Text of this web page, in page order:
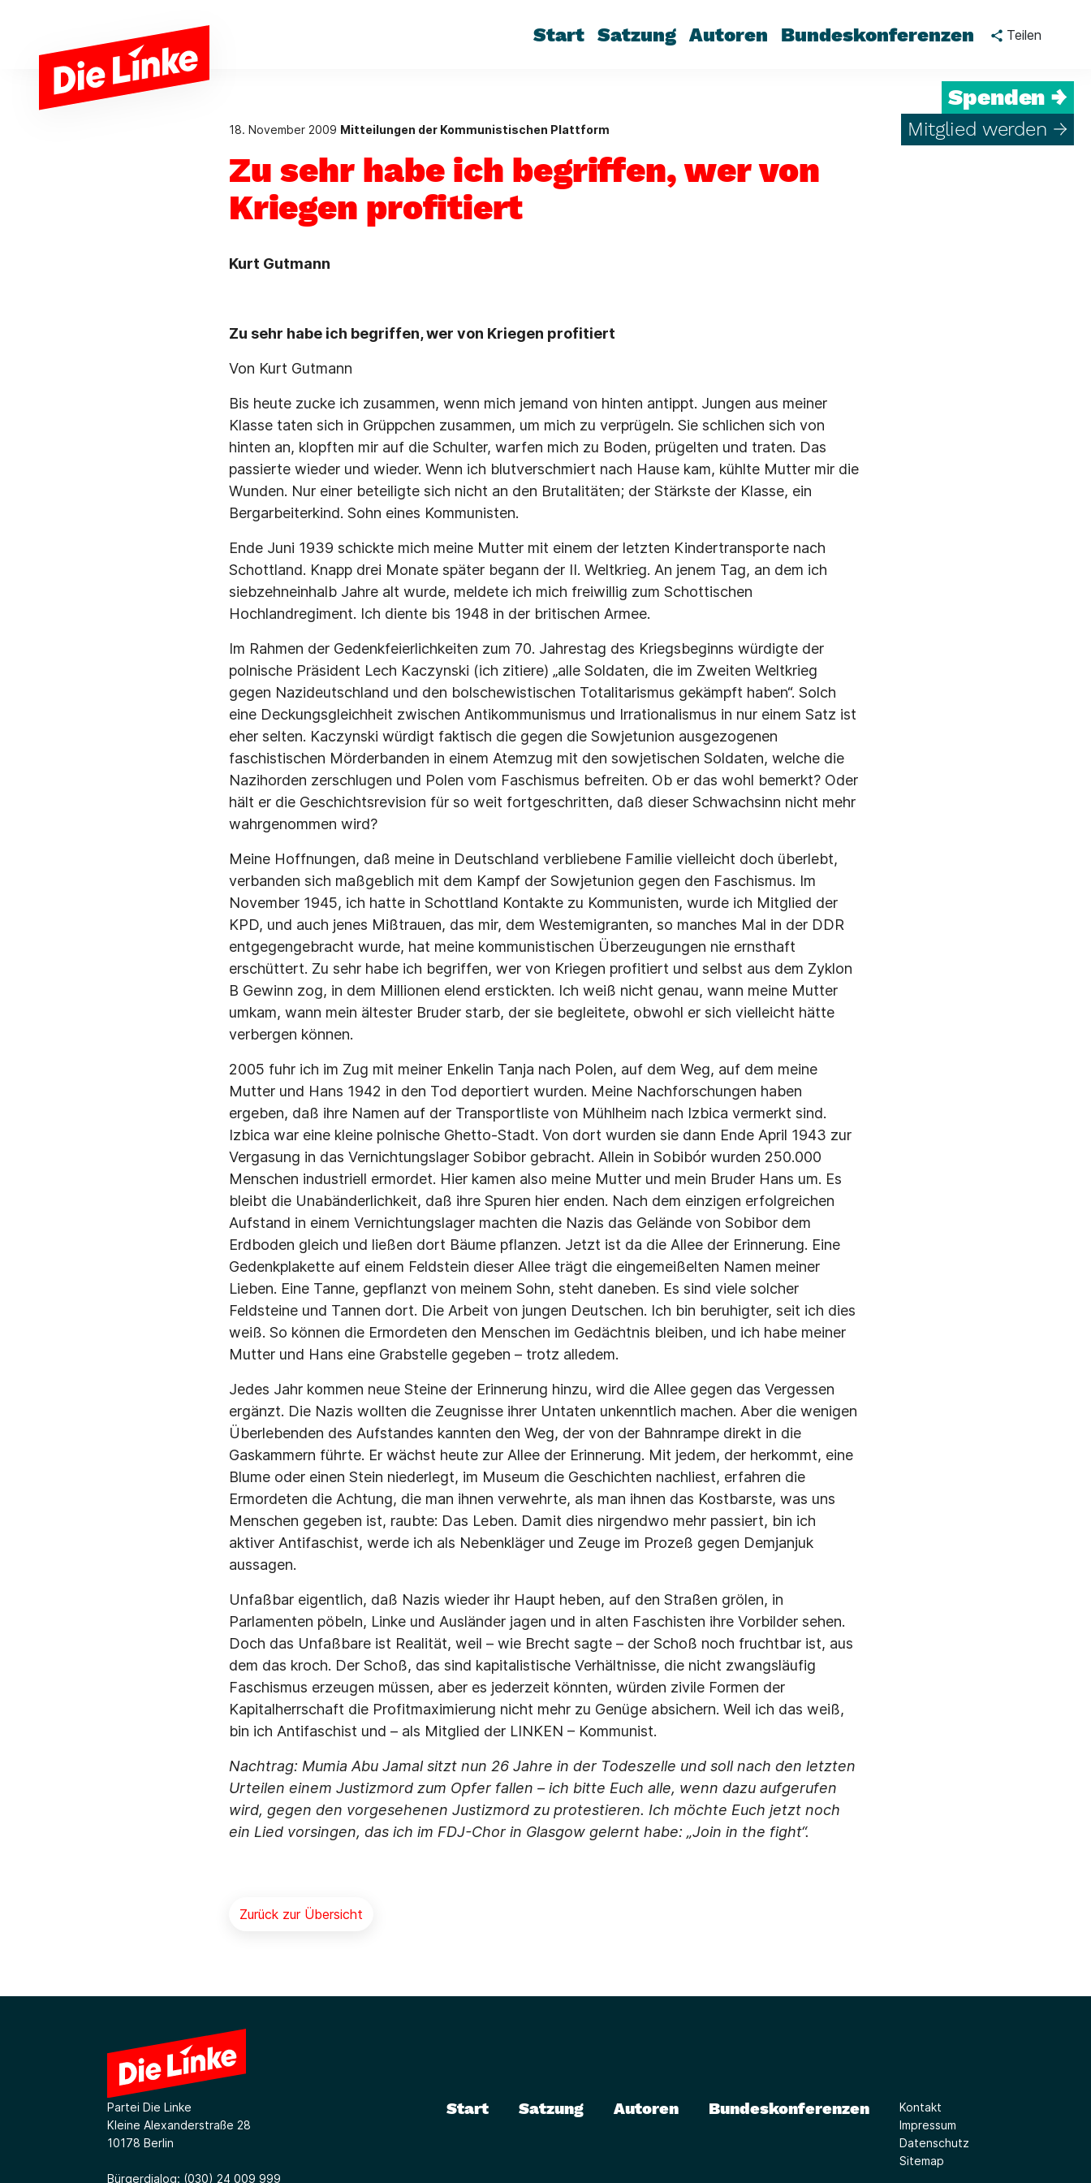
Start Satzung Autoren Bundeskonferenzen Teilen
Spenden →
Mitglied werden →
18. November 2009 Mitteilungen der Kommunistischen Plattform
Zu sehr habe ich begriffen, wer von
Kriegen profitiert
Kurt Gutmann
Zu sehr habe ich begriffen, wer von Kriegen profitiert
Von Kurt Gutmann
Bis heute zucke ich zusammen, wenn mich jemand von hinten antippt. Jungen aus meiner
Klasse taten sich in Grüppchen zusammen, um mich zu verprügeln. Sie schlichen sich von
hinten an, klopften mir auf die Schulter, warfen mich zu Boden, prügelten und traten. Das
passierte wieder und wieder. Wenn ich blutverschmiert nach Hause kam, kühlte Mutter mir die
Wunden. Nur einer beteiligte sich nicht an den Brutalitäten; der Stärkste der Klasse, ein
Bergarbeiterkind. Sohn eines Kommunisten.
Ende Juni 1939 schickte mich meine Mutter mit einem der letzten Kindertransporte nach
Schottland. Knapp drei Monate später begann der II. Weltkrieg. An jenem Tag, an dem ich
siebzehneinhalb Jahre alt wurde, meldete ich mich freiwillig zum Schottischen
Hochlandregiment. Ich diente bis 1948 in der britischen Armee.
Im Rahmen der Gedenkfeierlichkeiten zum 70. Jahrestag des Kriegsbeginns würdigte der
polnische Präsident Lech Kaczynski (ich zitiere) „alle Soldaten, die im Zweiten Weltkrieg
gegen Nazideutschland und den bolschewistischen Totalitarismus gekämpft haben“. Solch
eine Deckungsgleichheit zwischen Antikommunismus und Irrationalismus in nur einem Satz ist
eher selten. Kaczynski würdigt faktisch die gegen die Sowjetunion ausgezogenen
faschistischen Mörderbanden in einem Atemzug mit den sowjetischen Soldaten, welche die
Nazihorden zerschlugen und Polen vom Faschismus befreiten. Ob er das wohl bemerkt? Oder
hält er die Geschichtsrevision für so weit fortgeschritten, daß dieser Schwachsinn nicht mehr
wahrgenommen wird?
Meine Hoffnungen, daß meine in Deutschland verbliebene Familie vielleicht doch überlebt,
verbanden sich maßgeblich mit dem Kampf der Sowjetunion gegen den Faschismus. Im
November 1945, ich hatte in Schottland Kontakte zu Kommunisten, wurde ich Mitglied der
KPD, und auch jenes Mißtrauen, das mir, dem Westemigranten, so manches Mal in der DDR
entgegengebracht wurde, hat meine kommunistischen Überzeugungen nie ernsthaft
erschüttert. Zu sehr habe ich begriffen, wer von Kriegen profitiert und selbst aus dem Zyklon
B Gewinn zog, in dem Millionen elend erstickten. Ich weiß nicht genau, wann meine Mutter
umkam, wann mein ältester Bruder starb, der sie begleitete, obwohl er sich vielleicht hätte
verbergen können.
2005 fuhr ich im Zug mit meiner Enkelin Tanja nach Polen, auf dem Weg, auf dem meine
Mutter und Hans 1942 in den Tod deportiert wurden. Meine Nachforschungen haben
ergeben, daß ihre Namen auf der Transportliste von Mühlheim nach Izbica vermerkt sind.
Izbica war eine kleine polnische Ghetto-Stadt. Von dort wurden sie dann Ende April 1943 zur
Vergasung in das Vernichtungslager Sobibor gebracht. Allein in Sobibór wurden 250.000
Menschen industriell ermordet. Hier kamen also meine Mutter und mein Bruder Hans um. Es
bleibt die Unabänderlichkeit, daß ihre Spuren hier enden. Nach dem einzigen erfolgreichen
Aufstand in einem Vernichtungslager machten die Nazis das Gelände von Sobibor dem
Erdboden gleich und ließen dort Bäume pflanzen. Jetzt ist da die Allee der Erinnerung. Eine
Gedenkplakette auf einem Feldstein dieser Allee trägt die eingemeißelten Namen meiner
Lieben. Eine Tanne, gepflanzt von meinem Sohn, steht daneben. Es sind viele solcher
Feldsteine und Tannen dort. Die Arbeit von jungen Deutschen. Ich bin beruhigter, seit ich dies
weiß. So können die Ermordeten den Menschen im Gedächtnis bleiben, und ich habe meiner
Mutter und Hans eine Grabstelle gegeben – trotz alledem.
Jedes Jahr kommen neue Steine der Erinnerung hinzu, wird die Allee gegen das Vergessen
ergänzt. Die Nazis wollten die Zeugnisse ihrer Untaten unkenntlich machen. Aber die wenigen
Überlebenden des Aufstandes kannten den Weg, der von der Bahnrampe direkt in die
Gaskammern führte. Er wächst heute zur Allee der Erinnerung. Mit jedem, der herkommt, eine
Blume oder einen Stein niederlegt, im Museum die Geschichten nachliest, erfahren die
Ermordeten die Achtung, die man ihnen verwehrte, als man ihnen das Kostbarste, was uns
Menschen gegeben ist, raubte: Das Leben. Damit dies nirgendwo mehr passiert, bin ich
aktiver Antifaschist, werde ich als Nebenkläger und Zeuge im Prozeß gegen Demjanjuk
aussagen.
Unfaßbar eigentlich, daß Nazis wieder ihr Haupt heben, auf den Straßen grölen, in
Parlamenten pöbeln, Linke und Ausländer jagen und in alten Faschisten ihre Vorbilder sehen.
Doch das Unfaßbare ist Realität, weil – wie Brecht sagte – der Schoß noch fruchtbar ist, aus
dem das kroch. Der Schoß, das sind kapitalistische Verhältnisse, die nicht zwangsläufig
Faschismus erzeugen müssen, aber es jederzeit könnten, würden zivile Formen der
Kapitalherrschaft die Profitmaximierung nicht mehr zu Genüge absichern. Weil ich das weiß,
bin ich Antifaschist und – als Mitglied der LINKEN – Kommunist.
Nachtrag: Mumia Abu Jamal sitzt nun 26 Jahre in der Todeszelle und soll nach den letzten
Urteilen einem Justizmord zum Opfer fallen – ich bitte Euch alle, wenn dazu aufgerufen
wird, gegen den vorgesehenen Justizmord zu protestieren. Ich möchte Euch jetzt noch
ein Lied vorsingen, das ich im FDJ-Chor in Glasgow gelernt habe: „Join in the fight“.
Zurück zur Übersicht
Partei Die Linke
Kleine Alexanderstraße 28
10178 Berlin
Bürgerdialog: (030) 24 009 999
Start Satzung Autoren Bundeskonferenzen
Kontakt
Impressum
Datenschutz
Sitemap